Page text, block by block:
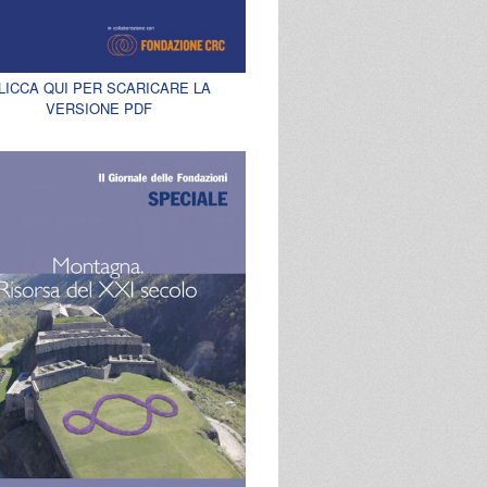
QUI PER SCARICARE LA
VERSIONE PDF